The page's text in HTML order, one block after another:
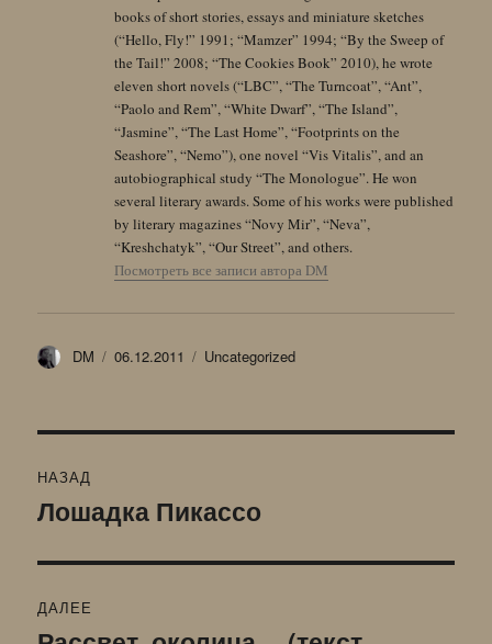
books of short stories, essays and miniature sketches
(“Hello, Fly!” 1991; “Mamzer” 1994; “By the Sweep of
the Tail!” 2008; “The Cookies Book” 2010), he wrote
eleven short novels (“LBC”, “The Turncoat”, “Ant”,
“Paolo and Rem”, “White Dwarf”, “The Island”,
“Jasmine”, “The Last Home”, “Footprints on the
Seashore”, “Nemo”), one novel “Vis Vitalis”, and an
autobiographical study “The Monologue”. He won
several literary awards. Some of his works were published
by literary magazines “Novy Mir”, “Neva”,
“Kreshchatyk”, “Our Street”, and others.
Посмотреть все записи автора DM
Автор
DM Опубликовано
06.12.2011 Рубрики
Uncategorized
по
НАЗАД
Предыдущая
Лошадка Пикассо
ДАЛЕЕ